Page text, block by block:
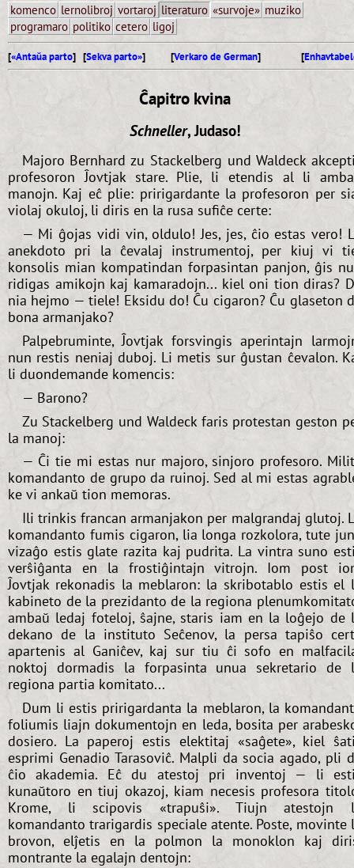
komenco lernolibroj vortaroj literaturo «survoje» muziko
programaro politiko cetero ligoj
[«Antaŭa parto] [Sekva parto»] [Verkaro de German] [
Ĉapitro kvina
Schneller, Judaso!
Majoro Bernhard zu Stackelberg und Waldeck
profesoron Ĵovtjak stare. Plie, li etendis al li
manojn. Kaj eĉ plie: pririgardante la profesoron per
violaj okuloj, li diris en la rusa sufiĉe certe:
— Mi ĝojas vidi vin, oldulo! Jes, jes, ĉio estas vero!
anekdoto pri la ĉevalaj instrumentoj, per kiuj vi
konsolis mian kompatindan forpasintan panjon, ĝis
ridigas amikojn kaj kamaradojn... kiel oni tion diras?
nia hejmo — tiele! Eksidu do! Ĉu cigaron? Ĉu glaseton
bona armanjako?
Palpebruminte, Ĵovtjak forsvingis aperintajn
nun restis neniaj duboj. Li metis sur ĝustan ĉevalon.
li duondemande komencis:
— Barono?
Zu Stackelberg und Waldeck faris protestan geston
la manoj:
— Ĉi tie mi estas nur majoro, sinjoro profesoro.
komandanto de grupo da ruinoj. Sed al mi estas
ke vi ankaŭ tion memoras.
Ili trinkis francan armanjakon per malgrandaj glutoj.
komandanto fumis cigaron, lia longa rozkolora, tute
vizaĝo estis glate razita kaj pudrita. La vintra suno
verŝiĝanta en la frostiĝintajn vitrojn. Iom post
Ĵovtjak rekonadis la meblaron: la skribotablo estis el
kabineto de la prezidanto de la regiona
ambaŭ ledaj foteloj, ŝajne, staris iam en la loĝejo de
dekano de la instituto Seĉenov, la persa tapiŝo
apartenis al Ganiĉev, kaj sur tiu ĉi sofo en
noktoj dormadis la forpasinta unua sekretario de
regiona partia komitato...
Dum li estis pririgardanta la meblaron, la
foliumis liajn dokumentojn en leda, bosita per
dosiero. La paperoj estis elektitaj «saĝete», kiel
esprimi Genadio Tarasoviĉ. Malpli da socia agado, pli
ĉio akademia. Eĉ du atestoj pri inventoj — li
kunaŭtoro en tiuj okazoj, kiam necesis profesora
Krome, li scipovis «trapuŝi». Tiujn atestojn
komandanto trarigardis speciale atente. Poste, movinte
brovon, elĵetis en la polmon la monoklon kaj
montrante la egalajn dentojn: